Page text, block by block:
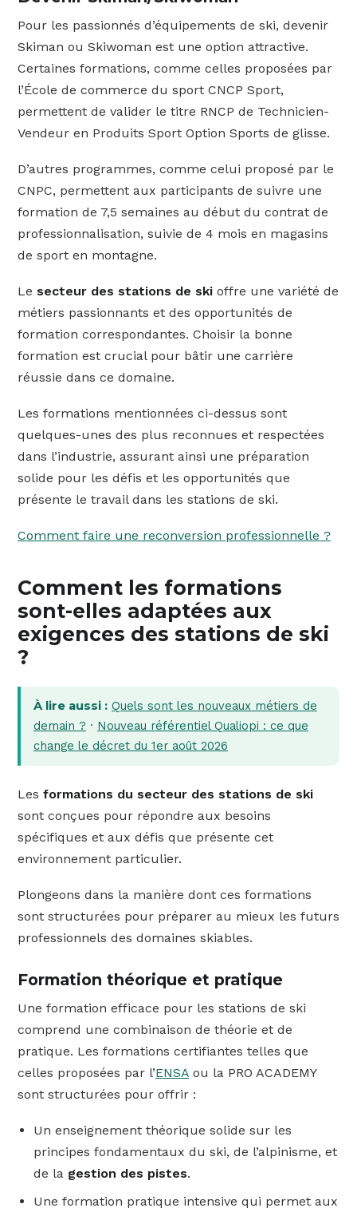
Pour les passionnés d’équipements de ski, devenir
Skiman ou Skiwoman est une option attractive.
Certaines formations, comme celles proposées par
l’École de commerce du sport CNCP Sport,
permettent de valider le titre RNCP de Technicien-
Vendeur en Produits Sport Option Sports de glisse.
D’autres programmes, comme celui proposé par le
CNPC, permettent aux participants de suivre une
formation de 7,5 semaines au début du contrat de
professionnalisation, suivie de 4 mois en magasins
de sport en montagne.
Le secteur des stations de ski offre une variété de
métiers passionnants et des opportunités de
formation correspondantes. Choisir la bonne
formation est crucial pour bâtir une carrière
réussie dans ce domaine.
Les formations mentionnées ci-dessus sont
quelques-unes des plus reconnues et respectées
dans l’industrie, assurant ainsi une préparation
solide pour les défis et les opportunités que
présente le travail dans les stations de ski.
Comment faire une reconversion professionnelle ?
Comment les formations
sont-elles adaptées aux
exigences des stations de ski
?
À lire aussi : Quels sont les nouveaux métiers de
demain ? · Nouveau référentiel Qualiopi : ce que
change le décret du 1er août 2026
Les formations du secteur des stations de ski
sont conçues pour répondre aux besoins
spécifiques et aux défis que présente cet
environnement particulier.
Plongeons dans la manière dont ces formations
sont structurées pour préparer au mieux les futurs
professionnels des domaines skiables.
Formation théorique et pratique
Une formation efficace pour les stations de ski
comprend une combinaison de théorie et de
pratique. Les formations certifiantes telles que
celles proposées par l’ENSA ou la PRO ACADEMY
sont structurées pour offrir :
Un enseignement théorique solide sur les
principes fondamentaux du ski, de l’alpinisme, et
de la gestion des pistes.
Une formation pratique intensive qui permet aux